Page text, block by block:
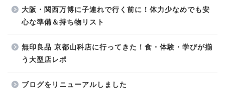
大阪・関西万博に子連れで行く前に！体力少なめでも安
心な準備＆持ち物リスト
無印良品 京都山科店に行ってきた！食・体験・学びが揃
う大型店レポ
ブログをリニューアルしました